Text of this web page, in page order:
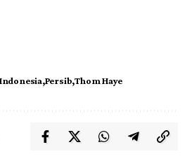
Persib Thom Haye